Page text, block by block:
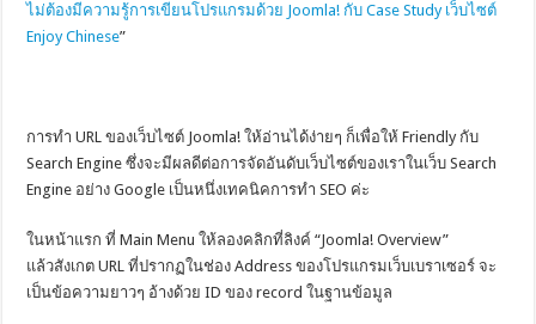
ไม่ต้องมีความรู้การเขียนโปรแกรมด้วย Joomla! กับ Case Study เว็บไซต์
Enjoy Chinese”
การทำ URL ของเว็บไซต์ Joomla! ให้อ่านได้ง่ายๆ ก็เพื่อให้ Friendly กับ
Search Engine ซึ่งจะมีผลดีต่อการจัดอันดับเว็บไซต์ของเราในเว็บ Search
Engine อย่าง Google เป็นหนึ่งเทคนิคการทำ SEO ค่ะ
ในหน้าแรก ที่ Main Menu ให้ลองคลิกที่ลิงค์ “Joomla! Overview”
แล้วสังเกต URL ที่ปรากฏในช่อง Address ของโปรแกรมเว็บเบราเซอร์ จะ
เป็นข้อความยาวๆ อ้างด้วย ID ของ record ในฐานข้อมูล